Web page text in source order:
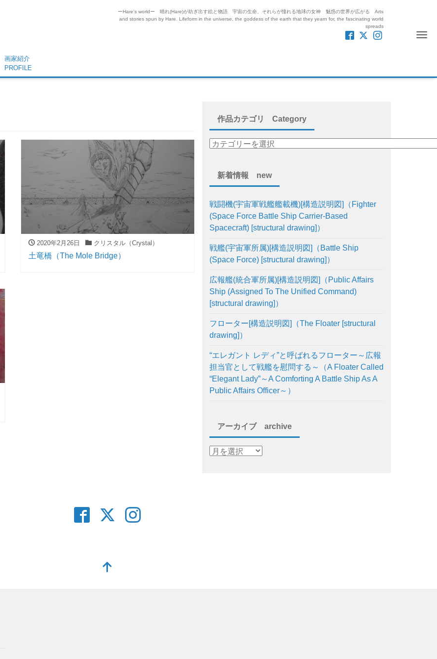
ーHare's worldー 晴れ(Hare)が紡ぎ出す絵と物語 宇宙の生命、それらが憧れる地球の女神 魅惑の世界が広がる Arts
and stories spun by Hare. Lifeform in the universe, the goddess of the earth that they yearn for, the fascinating world
spreads
画家紹介
PROFILE
2020年2月26日 クリスタル（Crystal）
土竜橋（The Mole Bridge）
作品カテゴリ Category
新着情報 new
戦闘機(宇宙軍戦艦艦載機)[構造説明図]（Fighter
(Space Force Battle Ship Carrier-Based
Spacecraft) [structural drawing]）
戦艦(宇宙軍所属)[構造説明図]（Battle Ship
(Space Force) [structural drawing]）
広報艦(統合軍所属)[構造説明図]（Public Affairs
Ship (Assigned To The Unified Command)
[structural drawing]）
フローター[構造説明図]（The Floater [structural
drawing]）
“エレガント レディ”と呼ばれるフローター～広報
担当官として戦艦を慰問する～（A Floater Called
“Elegant Lady”～A Comforting A Battle Ship As A
Public Affairs Officer～）
アーカイブ archive